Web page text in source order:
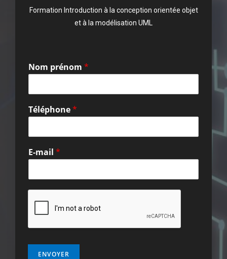
Formation Introduction à la conception orientée objet
et à la modélisation UML
Nom prénom *
Téléphone*
E-mail *
ENVOYER